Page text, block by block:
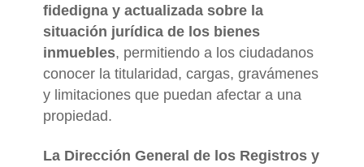
fidedigna y actualizada sobre la
situación jurídica de los bienes
inmuebles, permitiendo a los ciudadanos
conocer la titularidad, cargas, gravámenes
y limitaciones que puedan afectar a una
propiedad.
La Dirección General de los Registros y